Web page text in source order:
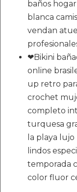
baños
blanca
vendan
❤Bikini
online
up retro
crochet
completo
turquesa
la playa
lindos
temporada
color fluor